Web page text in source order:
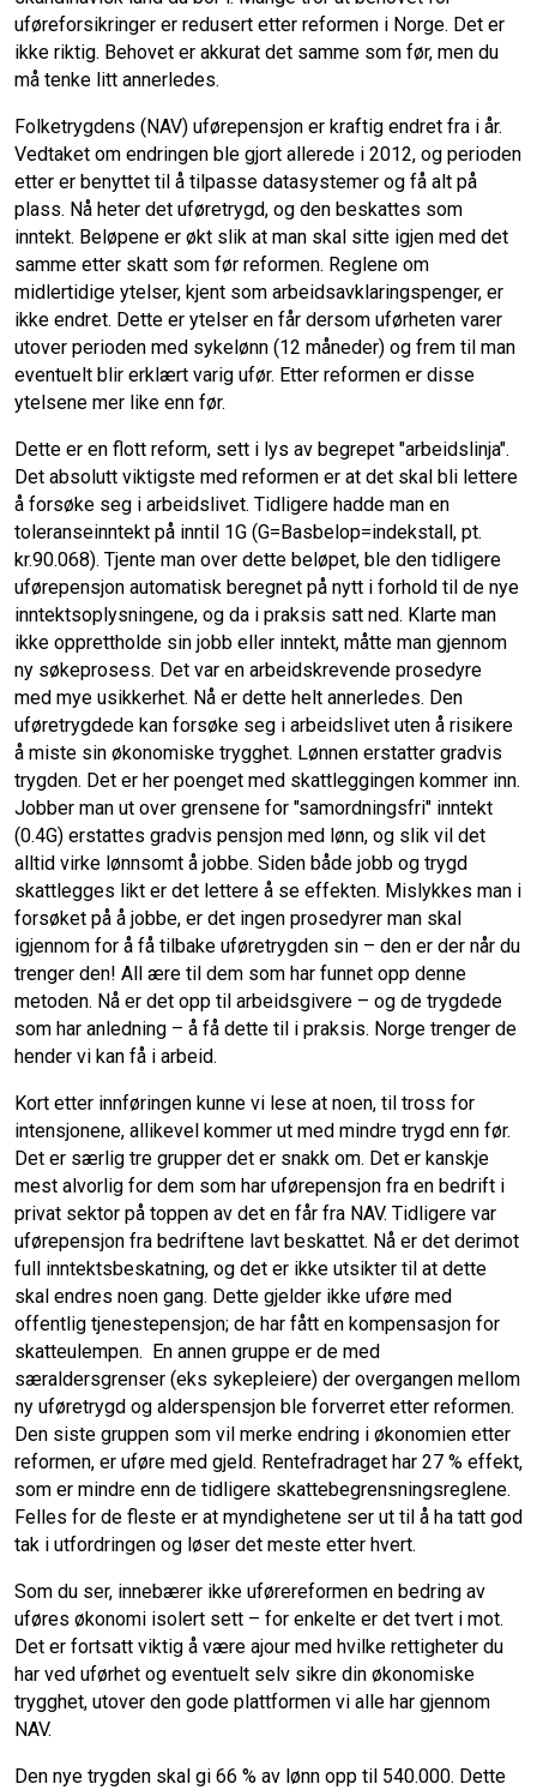
uføreforsikringer er redusert etter reformen i Norge. Det er
ikke riktig. Behovet er akkurat det samme som før, men du
må tenke litt annerledes.
Folketrygdens (NAV) uførepensjon er kraftig endret fra i år.
Vedtaket om endringen ble gjort allerede i 2012, og perioden
etter er benyttet til å tilpasse datasystemer og få alt på
plass. Nå heter det uføretrygd, og den beskattes som
inntekt. Beløpene er økt slik at man skal sitte igjen med det
samme etter skatt som før reformen. Reglene om
midlertidige ytelser, kjent som arbeidsavklaringspenger, er
ikke endret. Dette er ytelser en får dersom uførheten varer
utover perioden med sykelønn (12 måneder) og frem til man
eventuelt blir erklært varig ufør. Etter reformen er disse
ytelsene mer like enn før.
Dette er en flott reform, sett i lys av begrepet "arbeidslinja".
Det absolutt viktigste med reformen er at det skal bli lettere
å forsøke seg i arbeidslivet. Tidligere hadde man en
toleranseinntekt på inntil 1G (G=Basbelop=indekstall, pt.
kr.90.068). Tjente man over dette beløpet, ble den tidligere
uførepensjon automatisk beregnet på nytt i forhold til de nye
inntektsoplysningene, og da i praksis satt ned. Klarte man
ikke opprettholde sin jobb eller inntekt, måtte man gjennom
ny søkeprosess. Det var en arbeidskrevende prosedyre
med mye usikkerhet. Nå er dette helt annerledes. Den
uføretrygdede kan forsøke seg i arbeidslivet uten å risikere
å miste sin økonomiske trygghet. Lønnen erstatter gradvis
trygden. Det er her poenget med skattleggingen kommer inn.
Jobber man ut over grensene for "samordningsfri" inntekt
(0.4G) erstattes gradvis pensjon med lønn, og slik vil det
alltid virke lønnsomt å jobbe. Siden både jobb og trygd
skattlegges likt er det lettere å se effekten. Mislykkes man i
forsøket på å jobbe, er det ingen prosedyrer man skal
igjennom for å få tilbake uføretrygden sin – den er der når du
trenger den! All ære til dem som har funnet opp denne
metoden. Nå er det opp til arbeidsgivere – og de trygdede
som har anledning – å få dette til i praksis. Norge trenger de
hender vi kan få i arbeid.
Kort etter innføringen kunne vi lese at noen, til tross for
intensjonene, allikevel kommer ut med mindre trygd enn før.
Det er særlig tre grupper det er snakk om. Det er kanskje
mest alvorlig for dem som har uførepensjon fra en bedrift i
privat sektor på toppen av det en får fra NAV. Tidligere var
uførepensjon fra bedriftene lavt beskattet. Nå er det derimot
full inntektsbeskatning, og det er ikke utsikter til at dette
skal endres noen gang. Dette gjelder ikke uføre med
offentlig tjenestepensjon; de har fått en kompensasjon for
skatteulempen. En annen gruppe er de med
særaldersgrenser (eks sykepleiere) der overgangen mellom
ny uføretrygd og alderspensjon ble forverret etter reformen.
Den siste gruppen som vil merke endring i økonomien etter
reformen, er uføre med gjeld. Rentefradraget har 27 % effekt,
som er mindre enn de tidligere skattebegrensningsreglene.
Felles for de fleste er at myndighetene ser ut til å ha tatt god
tak i utfordringen og løser det meste etter hvert.
Som du ser, innebærer ikke uførereformen en bedring av
uføres økonomi isolert sett – for enkelte er det tvert i mot.
Det er fortsatt viktig å være ajour med hvilke rettigheter du
har ved uførhet og eventuelt selv sikre din økonomiske
trygghet, utover den gode plattformen vi alle har gjennom
NAV.
Den nye trygden skal gi 66 % av lønn opp til 540.000. Dette